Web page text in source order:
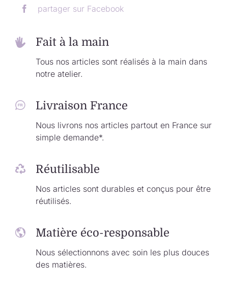
partager sur Facebook
Fait à la main
Tous nos articles sont réalisés à la main dans
notre atelier.
Livraison France
Nous livrons nos articles partout en France sur
simple demande*.
Réutilisable
Nos articles sont durables et conçus pour être
réutilisés.
Matière éco-responsable
Nous sélectionnons avec soin les plus douces
des matières.